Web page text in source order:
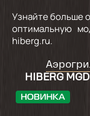
Узнайте больше
оптимальную
hiberg.ru.
HIBERG